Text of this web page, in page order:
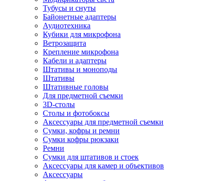
Тубусы и снуты
Байонетные адаптеры
Аудиотехника
Кубики для микрофона
Ветрозащита
Крепление микрофона
Кабели и адаптеры
Штативы и моноподы
Штативы
Штативные головы
Для предметной съемки
3D-столы
Столы и фотобоксы
Аксессуары для предметной съемки
Сумки, кофры и ремни
Сумки кофры рюкзаки
Ремни
Сумки для штативов и стоек
Аксессуары для камер и объективов
Аксессуары